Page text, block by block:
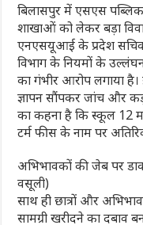
बिलासपुर में एसएस
शाखाओं को लेकर बड़ा
एनएसयूआई के प्रदेश सचिव
विभाग के नियमों के
का गंभीर आरोप लगाया
ज्ञापन सौंपकर जांच और
का कहना है कि स्कूल 12
टर्म फीस के नाम पर
अभिभावकों की जेब पर
वसूली)
साथ ही छात्रों और
सामग्री खरीदने का दबाव